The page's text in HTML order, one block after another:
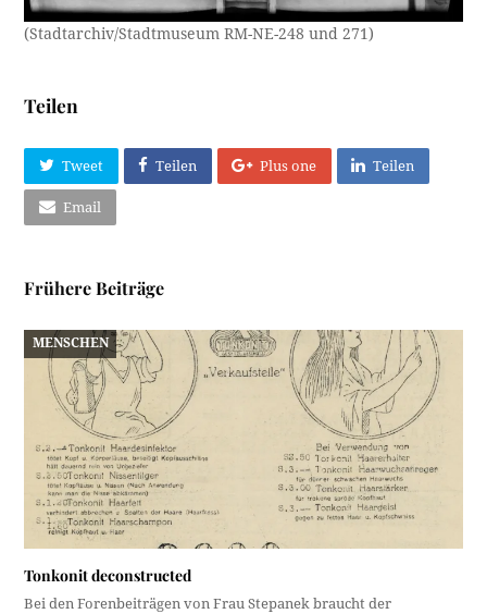
(Stadtarchiv/Stadtmuseum RM-NE-248 und 271)
Teilen
Tweet Teilen Plus one Teilen
Email
Frühere Beiträge
MENSCHEN
Tonkonit deconstructed
Bei den Forenbeiträgen von Frau Stepanek braucht der